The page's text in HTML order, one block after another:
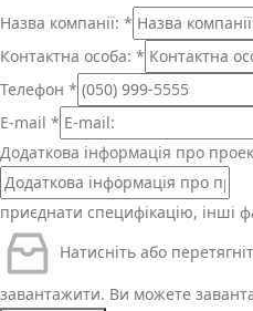
Назва компанії: *
Контактна особа: *
Телефон *
E-mail *
Додаткова інформація про
приєднати специфікацію, інші
Натисніть або
завантажити. Ви можете